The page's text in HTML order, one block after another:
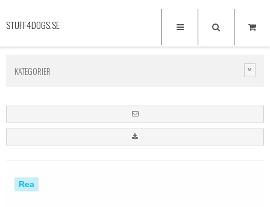
STUFF4DOGS.SE
KATEGORIER
Rea